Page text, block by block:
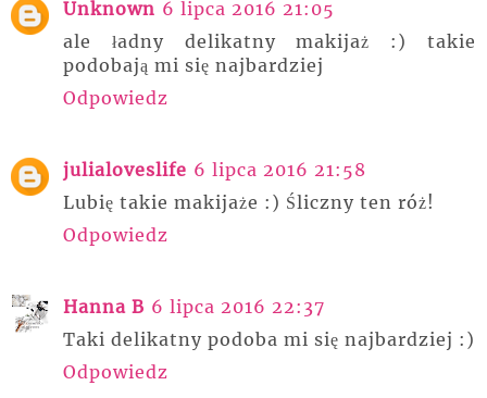
Unknown 6 lipca 2016 21:05
ale ładny delikatny makijaż :) takie
podobają mi się najbardziej
Odpowiedz
julialoveslife 6 lipca 2016 21:58
Lubię takie makijaże :) Śliczny ten róż!
Odpowiedz
Hanna B 6 lipca 2016 22:37
Taki delikatny podoba mi się najbardziej :)
Odpowiedz